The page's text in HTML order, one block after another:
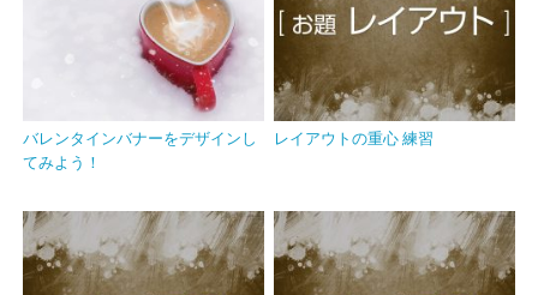
バレンタインバナーをデザインし
てみよう！
レイアウトの重心 練習